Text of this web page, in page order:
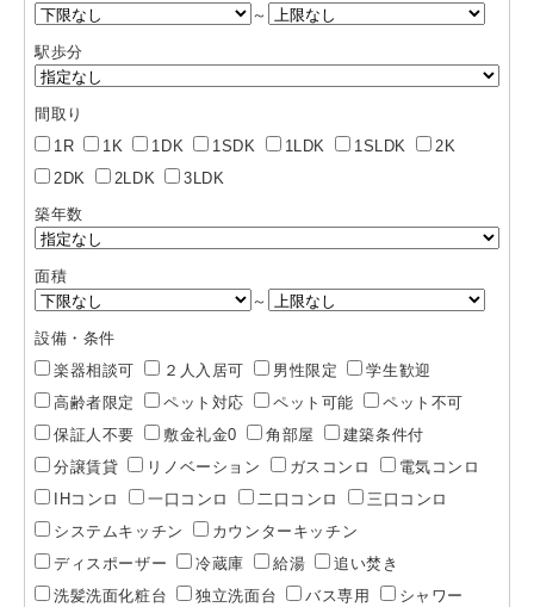
～
駅歩分
間取り
1R
1K 1DK 1SDK 1LDK 1SLDK
2K
2DK
2LDK
3LDK
築年数
面積
～
設備・条件
楽器相談可
２人入居可 男性限定
学生歓迎
高齢者限定
ペット対応 ペット可能
ペット不可
保証人不要
敷金礼金0 角部屋
建築条件付
分譲賃貸
リノベーション ガスコンロ
電気コンロ
IHコンロ
一口コンロ 二口コンロ
三口コンロ
システムキッチン
カウンターキッチン
ディスポーザー
冷蔵庫 給湯
追い焚き
洗髪洗面化粧台
独立洗面台 バス専用
シャワー